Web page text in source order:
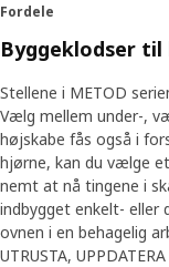
både nu og i
mere professionelt
til flere aktiviteter, er
hjælper dig med at
ikke færdigt og
hvad et
at opfylde
udvikle sig.”
Fordele
Byggeklodser
Stellene i METOD
Vælg mellem under-,
højskabe fås også i
hjørne, kan du vælge
nemt at nå tingene i
indbygget enkelt- eller
ovnen i en behagelig
UTRUSTA,